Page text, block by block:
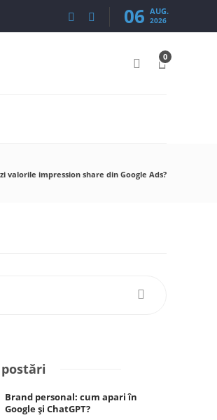
06 AUG.
2026
0
valorile impression share din Google Ads?
Brand personal: cum apari în
Google și ChatGPT?